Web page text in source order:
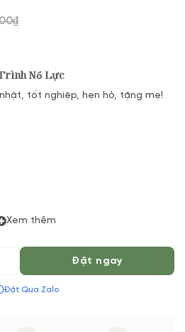
₫
Nổ Lực
tốt nghiệp, hẹn hò, tặng mẹ!
tone màu sắc.
và thời gian giao sẽ được thông
Xem thêm
Đặt ngay
Đặt Qua Zalo